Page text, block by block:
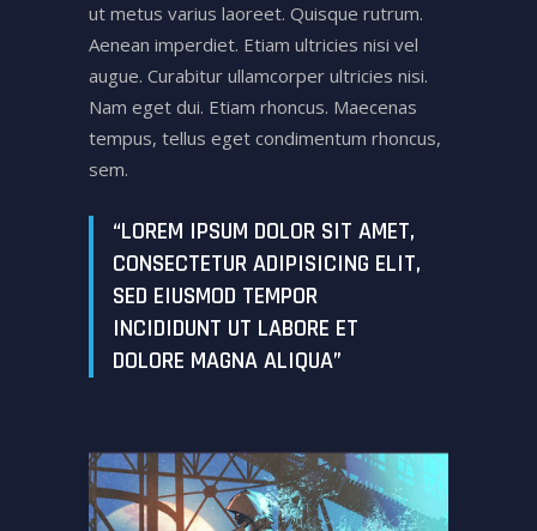
ut metus varius laoreet. Quisque rutrum.
Aenean imperdiet. Etiam ultricies nisi vel
augue. Curabitur ullamcorper ultricies nisi.
Nam eget dui. Etiam rhoncus. Maecenas
tempus, tellus eget condimentum rhoncus,
sem.
“LOREM IPSUM DOLOR SIT AMET,
CONSECTETUR ADIPISICING ELIT,
SED EIUSMOD TEMPOR
INCIDIDUNT UT LABORE ET
DOLORE MAGNA ALIQUA”